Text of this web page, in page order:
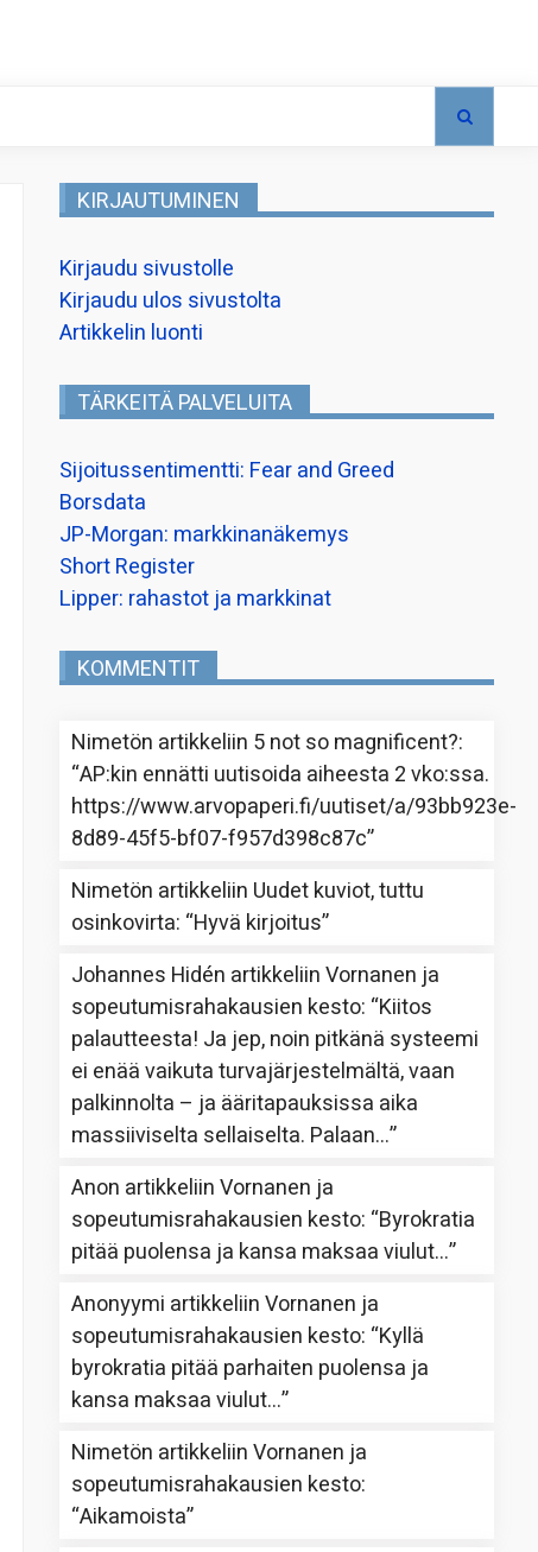
KIRJAUTUMINEN
Kirjaudu sivustolle
Kirjaudu ulos sivustolta
Artikkelin luonti
TÄRKEITÄ PALVELUITA
Sijoitussentimentti: Fear and Greed
Borsdata
JP-Morgan: markkinanäkemys
Short Register
Lipper: rahastot ja markkinat
KOMMENTIT
Nimetön artikkeliin 5 not so magnificent?:
“AP:kin ennätti uutisoida aiheesta 2 vko:ssa.
https://www.arvopaperi.fi/uutiset/a/93bb923e-
8d89-45f5-bf07-f957d398c87c”
Nimetön artikkeliin Uudet kuviot, tuttu
osinkovirta: “Hyvä kirjoitus”
Johannes Hidén artikkeliinVornanen ja
sopeutumisrahakausien kesto: “Kiitos
palautteesta! Ja jep, noin pitkänä systeemi
ei enää vaikuta turvajärjestelmältä, vaan
palkinnolta – ja ääritapauksissa aika
massiiviselta sellaiselta. Palaan…”
Anon artikkeliinVornanen ja
sopeutumisrahakausien kesto: “Byrokratia
pitää puolensa ja kansa maksaa viulut…”
Anonyymi artikkeliinVornanen ja
sopeutumisrahakausien kesto: “Kyllä
byrokratia pitää parhaiten puolensa ja
kansa maksaa viulut…”
Nimetön artikkeliinVornanen ja
sopeutumisrahakausien kesto:
“Aikamoista”